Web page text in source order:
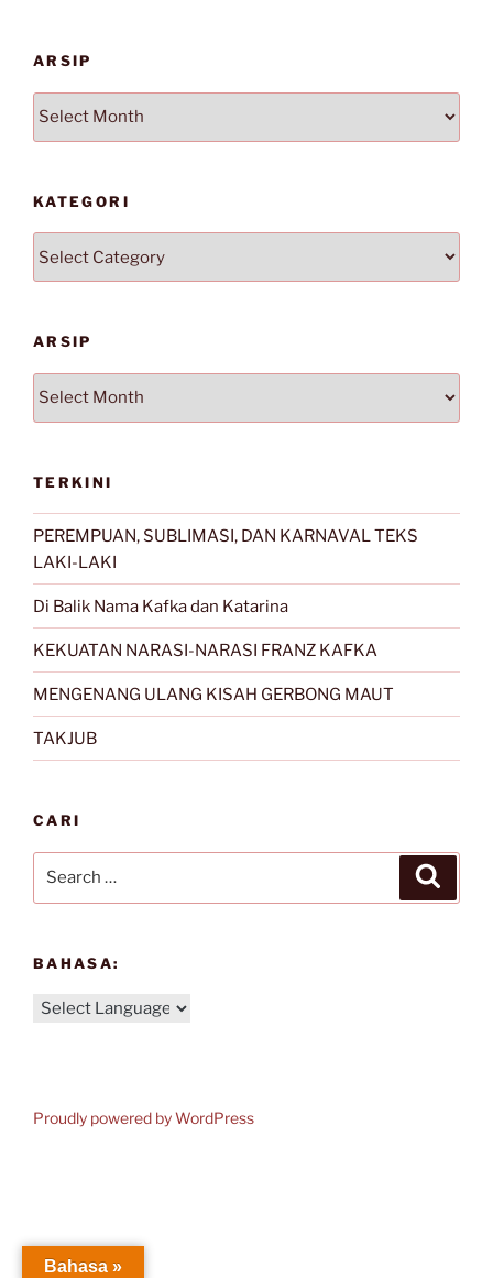
ARSIP
Arsip
KATEGORI
ARSIP
Arsip
TERKINI
PEREMPUAN, SUBLIMASI, DAN KARNAVAL TEKS
LAKI-LAKI
Di Balik Nama Kafka dan Katarina
KEKUATAN NARASI-NARASI FRANZ KAFKA
MENGENANG ULANG KISAH GERBONG MAUT
TAKJUB
CARI
BAHASA:
Proudly powered by WordPress
Bahasa »